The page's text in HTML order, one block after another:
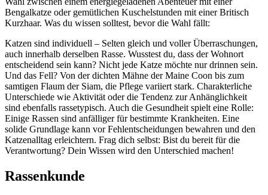
Bengalkatze oder gemütlichen Kuschelstunden mit einer Britisch
Kurzhaar. Was du wissen solltest, bevor die Wahl fällt:
Katzen sind individuell – Selten gleich und voller Überraschungen,
auch innerhalb derselben Rasse. Wusstest du, dass der Wohnort
entscheidend sein kann? Nicht jede Katze möchte nur drinnen sein.
Und das Fell? Von der dichten Mähne der Maine Coon bis zum
samtigen Flaum der Siam, die Pflege variiert stark. Charakterliche
Unterschiede wie Aktivität oder die Tendenz zur Anhänglichkeit
sind ebenfalls rassetypisch. Auch die Gesundheit spielt eine Rolle:
Einige Rassen sind anfälliger für bestimmte Krankheiten. Eine
solide Grundlage kann vor Fehlentscheidungen bewahren und den
Katzenalltag erleichtern. Frag dich selbst: Bist du bereit für die
Verantwortung? Dein Wissen wird den Unterschied machen!
Rassenkunde